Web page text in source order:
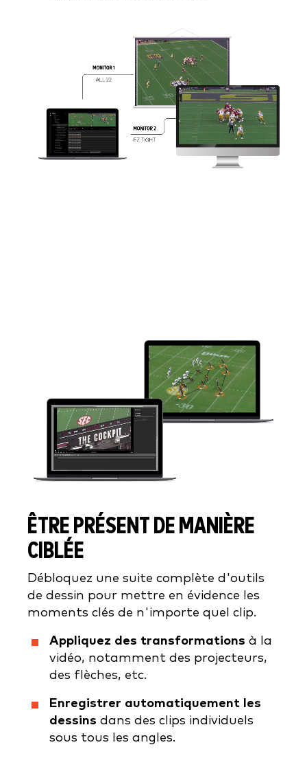
ÊTRE PRÉSENT DE MANIÈRE
CIBLÉE
Débloquez une suite complète d'outils
de dessin pour mettre en évidence les
moments clés de n'importe quel clip.
Appliquez des transformations à la
vidéo, notamment des projecteurs,
des flèches, etc.
Enregistrer automatiquement les
dessins dans des clips individuels
sous tous les angles.